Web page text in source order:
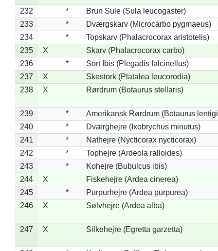
232 *
Brun Sule (Sula leucogaster)
233
*
Dværgskarv (Microcarbo pygmaeus)
234
*
Topskarv (Phalacrocorax aristotelis)
235
X
Skarv (Phalacrocorax carbo)
236
*
Sort Ibis (Plegadis falcinellus)
237
X
Skestork (Platalea leucorodia)
238
X Rørdrum (Botaurus stellaris)
239 *
Amerikansk Rørdrum (Botaurus
240
*
Dværghejre (Ixobrychus minutus)
241
*
Nathejre (Nycticorax nycticorax)
242
*
Tophejre (Ardeola ralloides)
243
*
Kohejre (Bubulcus ibis)
244
X
Fiskehejre (Ardea cinerea)
245
*
Purpurhejre (Ardea purpurea)
246
X Sølvhejre (Ardea alba)
247 X Silkehejre (Egretta garzetta)